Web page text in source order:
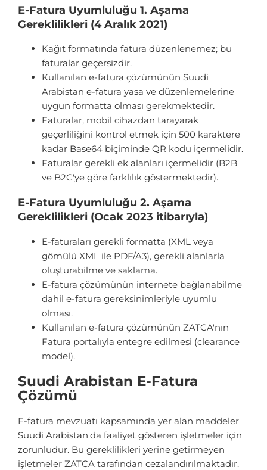
E-Fatura Uyumluluğu 1. Aşama
Gereklilikleri (4 Aralık 2021)
Kağıt formatında fatura düzenlenemez; bu
faturalar geçersizdir.
Kullanılan e-fatura çözümünün Suudi
Arabistan e-fatura yasa ve düzenlemelerine
uygun formatta olması gerekmektedir.
Faturalar, mobil cihazdan tarayarak
geçerliliğini kontrol etmek için 500 karaktere
kadar Base64 biçiminde QR kodu içermelidir.
Faturalar gerekli ek alanları içermelidir (B2B
ve B2C'ye göre farklılık göstermektedir).
E-Fatura Uyumluluğu 2. Aşama
Gereklilikleri (Ocak 2023 itibarıyla)
E-faturaları gerekli formatta (XML veya
gömülü XML ile PDF/A3), gerekli alanlarla
oluşturabilme ve saklama.
E-fatura çözümünün internete bağlanabilme
dahil e-fatura gereksinimleriyle uyumlu
olması.
Kullanılan e-fatura çözümünün ZATCA'nın
Fatura portalıyla entegre edilmesi (clearance
model).
Suudi Arabistan E-Fatura
Çözümü
E-fatura mevzuatı kapsamında yer alan maddeler
Suudi Arabistan'da faaliyet gösteren işletmeler için
zorunludur. Bu gereklilikleri yerine getirmeyen
işletmeler ZATCA tarafından cezalandırılmaktadır.